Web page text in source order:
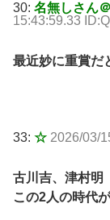
30: 名無しさん
15:43:59.33
最近妙に重賞だ
33: ☆ 2026/03/
古川吉、津村明
この2人の時代